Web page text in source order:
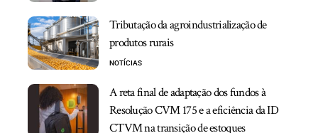
Tributação da agroindustrialização de
produtos rurais
NOTÍCIAS
A reta final de adaptação dos fundos à
Resolução CVM 175 e a eficiência da ID
CTVM na transição de estoques